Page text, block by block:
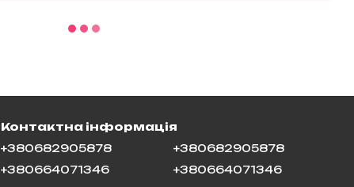
Контактна інформація
+380682905878
+380664071346
+380682905878
+380664071346